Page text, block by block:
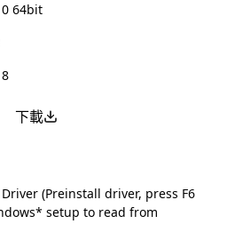
64bit
下載
Driver (Preinstall driver, press F6
setup to read from